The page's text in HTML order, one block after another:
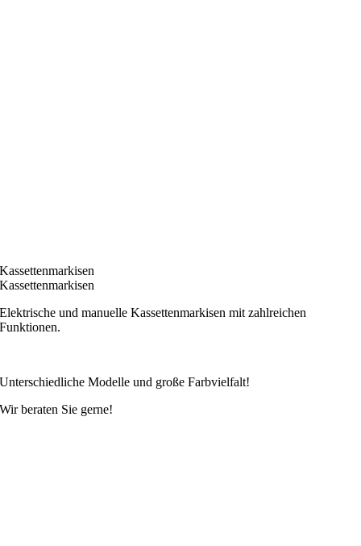
Kassettenmarkisen
Kassettenmarkisen
Elektrische und manuelle Kassettenmarkisen mit zahlreichen
Funktionen.
Unterschiedliche Modelle und große Farbvielfalt!
Wir beraten Sie gerne!